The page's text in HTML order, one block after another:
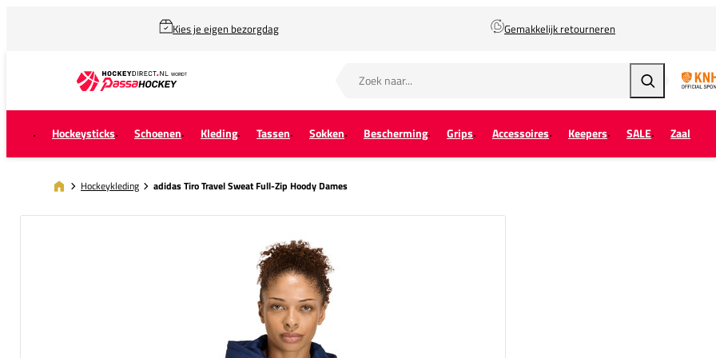
Kies je eigen bezorgdag Gemakkelijk retourneren
Zoeken
Hockeysticks Schoenen Kleding Tassen Sokken Bescherming Grips Accessoires Keepers SALE Zaal
Hockeykleding adidas Tiro Travel Sweat Full-Zip Hoody Dames